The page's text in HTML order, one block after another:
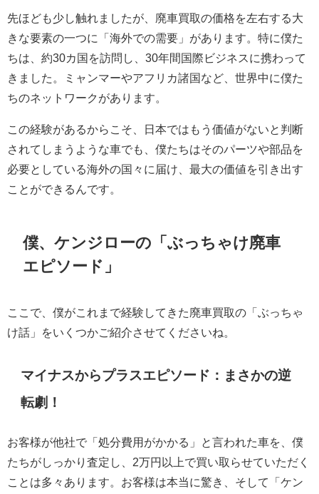
先ほども少し触れましたが、廃車買取の価格を左右する大
きな要素の一つに「海外での需要」があります。特に僕た
ちは、約30カ国を訪問し、30年間国際ビジネスに携わって
きました。ミャンマーやアフリカ諸国など、世界中に僕た
ちのネットワークがあります。
この経験があるからこそ、日本ではもう価値がないと判断
されてしまうような車でも、僕たちはそのパーツや部品を
必要としている海外の国々に届け、最大の価値を引き出す
ことができるんです。
僕、ケンジローの「ぶっちゃけ廃車
エピソード」
ここで、僕がこれまで経験してきた廃車買取の「ぶっちゃ
け話」をいくつかご紹介させてくださいね。
マイナスからプラスエピソード：まさかの逆
転劇！
お客様が他社で「処分費用がかかる」と言われた車を、僕
たちがしっかり査定し、2万円以上で買い取らせていただく
ことは多々あります。お客様は本当に驚き、そして「ケン